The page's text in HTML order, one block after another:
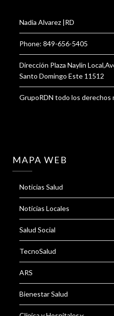
Nadia Alvarez |RD
Phone: 849-656-5405
Dirección Plaza Naylin
Santo Domingo Este 11512
GrupoRDN todo los derechos
MAPA WEB
Noticias Salud
Noticias Locales
Salud Social
TecnoSalud
ARS
Bienestar Salud